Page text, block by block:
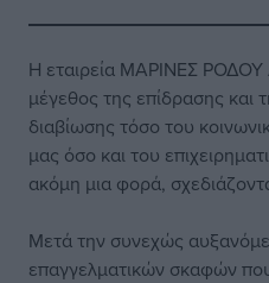
Η εταιρεία ΜΑΡΙΝΕΣ ΡΟΔΟΥ
μέγεθος της επίδρασης και
διαβίωσης τόσο του
μας όσο και του
ακόμη μια φορά,
Μετά την συνεχώς
επαγγελματικών σκαφών